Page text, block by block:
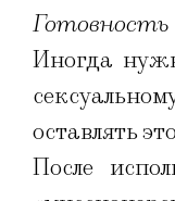
Иногда
оставлять
После